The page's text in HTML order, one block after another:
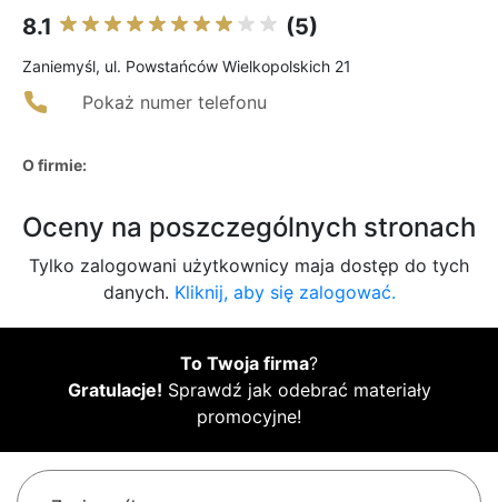
8.1 (5)
Zaniemyśl, ul. Powstańców Wielkopolskich 21
Pokaż numer telefonu
O firmie:
Oceny na poszczególnych stronach
Tylko zalogowani użytkownicy maja dostęp do tych
danych. Kliknij, aby się zalogować.
To Twoja firma?
Gratulacje! Sprawdź jak odebrać materiały
promocyjne!